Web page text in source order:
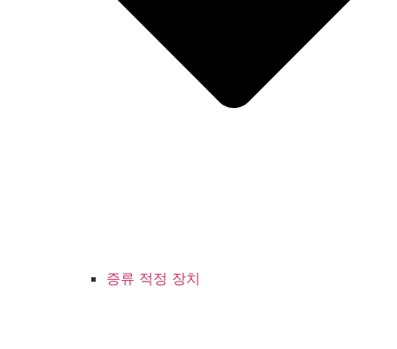
증류 적정 장치